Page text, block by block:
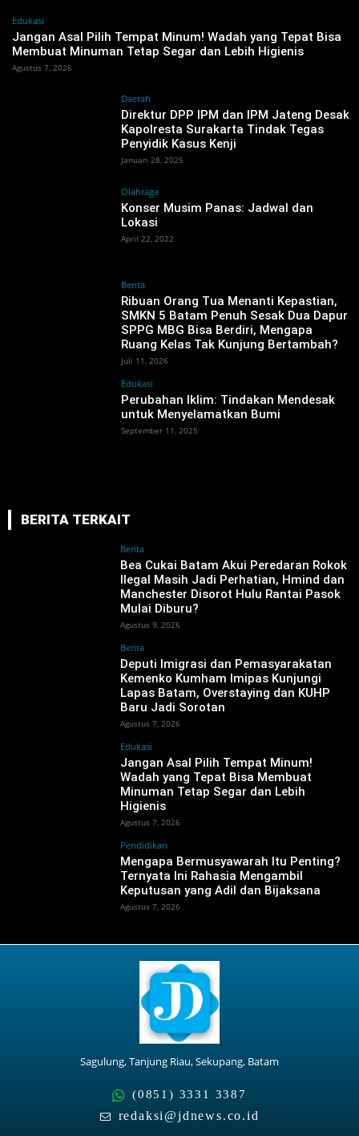
Edukasi
Jangan Asal Pilih Tempat Minum! Wadah yang Tepat Bisa
Membuat Minuman Tetap Segar dan Lebih Higienis
Agustus 7, 2026
Daerah
Direktur DPP IPM dan IPM Jateng Desak
Kapolresta Surakarta Tindak Tegas
Penyidik Kasus Kenji
Januari 28, 2025
Olahraga
Konser Musim Panas: Jadwal dan
Lokasi
April 22, 2022
Berita
Ribuan Orang Tua Menanti Kepastian,
SMKN 5 Batam Penuh Sesak Dua Dapur
SPPG MBG Bisa Berdiri, Mengapa
Ruang Kelas Tak Kunjung Bertambah?
Juli 11, 2026
Edukasi
Perubahan Iklim: Tindakan Mendesak
untuk Menyelamatkan Bumi
September 11, 2025
BERITA TERKAIT
Berita
Bea Cukai Batam Akui Peredaran Rokok
Ilegal Masih Jadi Perhatian, Hmind dan
Manchester Disorot Hulu Rantai Pasok
Mulai Diburu?
Agustus 9, 2026
Berita
‎Deputi Imigrasi dan Pemasyarakatan
Kemenko Kumham Imipas Kunjungi
Lapas Batam, Overstaying dan KUHP
Baru Jadi Sorotan
Agustus 7, 2026
Edukasi
Jangan Asal Pilih Tempat Minum!
Wadah yang Tepat Bisa Membuat
Minuman Tetap Segar dan Lebih
Higienis
Agustus 7, 2026
Pendidikan
Mengapa Bermusyawarah Itu Penting?
Ternyata Ini Rahasia Mengambil
Keputusan yang Adil dan Bijaksana
Agustus 7, 2026
Sagulung, Tanjung Riau, Sekupang, Batam
(0851) 3331 3387
redaksi@jdnews.co.id